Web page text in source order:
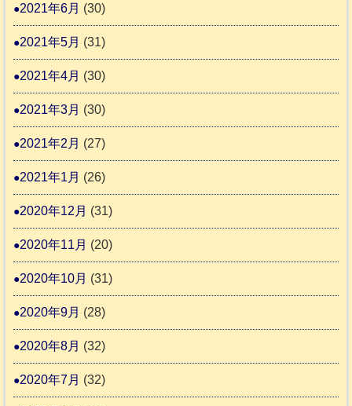
2021年6月 (30)
2021年5月 (31)
2021年4月 (30)
2021年3月 (30)
2021年2月 (27)
2021年1月 (26)
2020年12月 (31)
2020年11月 (20)
2020年10月 (31)
2020年9月 (28)
2020年8月 (32)
2020年7月 (32)